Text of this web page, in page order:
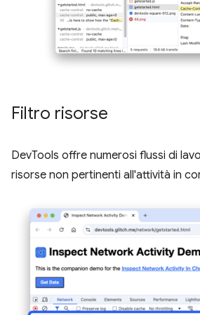
Filtro risorse
DevTools offre numerosi flussi di
risorse non pertinenti all'attività in